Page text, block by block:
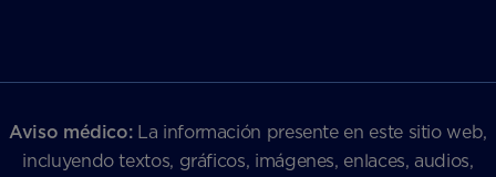
Aviso médico:La información presente en este sitio web,
incluyendo textos, gráficos, imágenes, enlaces, audios,